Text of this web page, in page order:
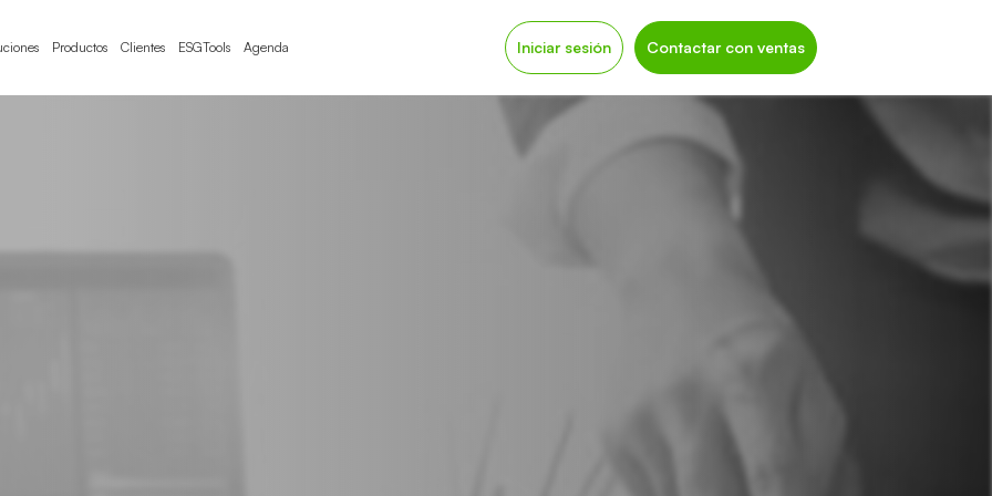
Productos Clientes ESGTools Agenda Iniciar sesión Contactar con ventas